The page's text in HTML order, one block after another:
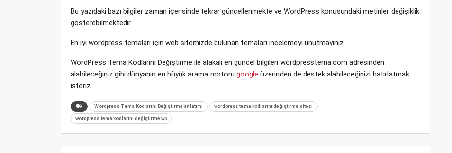
Bu yazıdaki bazı bilgiler zaman içerisinde tekrar güncellenmekte ve WordPress konusundaki metinler değişiklik
gösterebilmektedir.
En iyi wordpress temaları için web sitemizde bulunan temaları incelemeyi unutmayınız.
WordPress Tema Kodlarını Değiştirme ile alakalı en güncel bilgileri wordpresstema.com adresinden
alabileceğiniz gibi dünyanın en büyük arama motoru google üzerinden de destek alabileceğinizi hatırlatmak
isteriz.
Wordpress Tema Kodlarını Değiştirme anlatımı wordpress tema kodlarını değiştirme sitesi
wordpress tema kodlarını değiştirme wp